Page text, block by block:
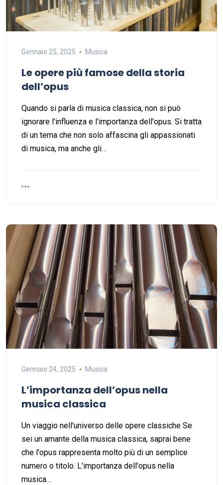
Gennaio 25, 2025 Musica
Le opere più famose della storia
dell’opus
Quando si parla di musica classica, non si può
ignorare l'influenza e l'importanza dell'opus. Si tratta
di un tema che non solo affascina gli appassionati
di musica, ma anche gli…
Gennaio 24, 2025 Musica
L’importanza dell’opus nella
musica classica
Un viaggio nell'universo delle opere classiche Se
sei un amante della musica classica, saprai bene
che l'opus rappresenta molto più di un semplice
numero o titolo. L'importanza dell'opus nella
musica…